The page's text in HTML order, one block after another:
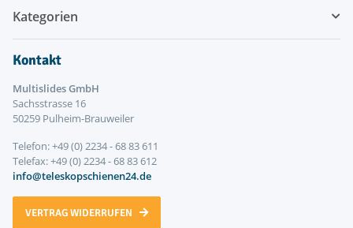
Kategorien
Kontakt
Multislides GmbH
Sachsstrasse 16
50259 Pulheim-Brauweiler
Telefon: +49 (0) 2234 - 68 83 611
Telefax: +49 (0) 2234 - 68 83 612
info@teleskopschienen24.de
VERTRAG WIDERRUFEN